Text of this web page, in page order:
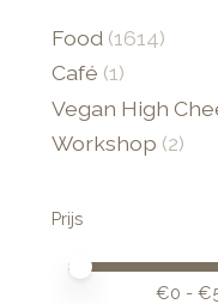
Food (1614)
Café (1)
Vegan High
Workshop (2)
Prijs
Minimale
Price
€0 - €